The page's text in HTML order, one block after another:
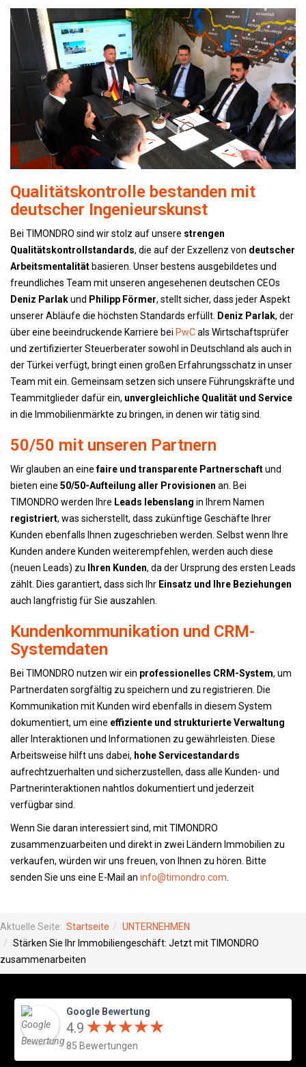
Qualitätskontrolle bestanden mit
deutscher Ingenieurskunst
Bei TIMONDRO sind wir stolz auf unsere strengen
Qualitätskontrollstandards, die auf der Exzellenz von deutscher
Arbeitsmentalität basieren. Unser bestens ausgebildetes und
freundliches Team mit unseren angesehenen deutschen CEOs
Deniz Parlakund Philipp Förmer, stellt sicher, dass jeder Aspekt
unserer Abläufe die höchsten Standards erfüllt. Deniz Parlak, der
über eine beeindruckende Karriere bei PwCals Wirtschaftsprüfer
und zertifizierter Steuerberater sowohl in Deutschland als auch in
der Türkei verfügt, bringt einen großen Erfahrungsschatz in unser
Team mit ein. Gemeinsam setzen sich unsere Führungskräfte und
Teammitglieder dafür ein, unvergleichliche Qualität und Service
in die Immobilienmärkte zu bringen, in denen wir tätig sind.
50/50 mit unseren Partnern
Wir glauben an einefaire und transparente Partnerschaftund
bieten eine 50/50-Aufteilung aller Provisionen an. Bei
TIMONDRO werden Ihre Leads lebenslang in Ihrem Namen
registriert, was sicherstellt, dass zukünftige Geschäfte Ihrer
Kunden ebenfalls Ihnen zugeschrieben werden. Selbst wenn Ihre
Kunden andere Kunden weiterempfehlen, werden auch diese
(neuen Leads) zu
Ihren Kunden, da der Ursprung des ersten Leads
zählt. Dies garantiert, dass sich Ihr Einsatz und Ihre Beziehungen
auch langfristig für Sie auszahlen.
Kundenkommunikation und CRM-
Systemdaten
Bei TIMONDRO nutzen wir ein professionelles CRM-System, um
Partnerdaten sorgfältig zu speichern und zu registrieren. Die
Kommunikation mit Kunden wird ebenfalls in diesem System
dokumentiert, um eine effiziente und strukturierte Verwaltung
aller Interaktionen und Informationen zu gewährleisten. Diese
Arbeitsweise hilft uns dabei, hohe Servicestandards
aufrechtzuerhalten und sicherzustellen, dass alle Kunden- und
Partnerinteraktionen nahtlos dokumentiert und jederzeit
verfügbar sind.
Wenn Sie daran interessiert sind, mit TIMONDRO
zusammenzuarbeiten und direkt in zwei Ländern Immobilien zu
verkaufen, würden wir uns freuen, von Ihnen zu hören. Bitte
senden Sie uns eine E-Mail an info@timondro.com.
Aktuelle Seite: Startseite
UNTERNEHMEN
Stärken Sie Ihr Immobiliengeschäft: Jetzt mit TIMONDRO
zusammenarbeiten
Google Bewertung
4.9 ★★★★★
★★★★★
85 Bewertungen